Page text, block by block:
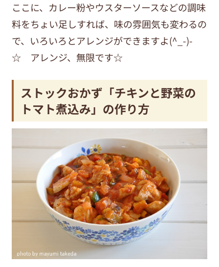
ここに、カレー粉やウスターソースなどの調味
料をちょい足しすれば、味の雰囲気も変わるの
で、いろいろとアレンジができますよ(^_-)-
☆ アレンジ、無限です☆
ストックおかず「チキンと野菜の
トマト煮込み」の作り方